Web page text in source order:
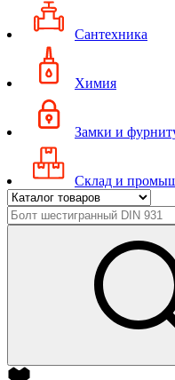
Сантехника
Химия
Замки и
Склад и